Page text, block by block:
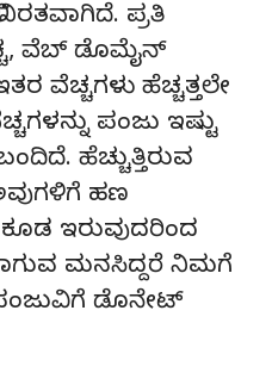
ಪ್ರತಿ
ವೆಬ್‌ ಡೊಮೈನ್‌
ವೆಚ್ಚಗಳು ಹೆಚ್ಚತ್ತಲೇ
ಪಂಜು ಇಷ್ಟು
ಹೆಚ್ಚುತ್ತಿರುವ
ಹಣ
ಇರುವುದರಿಂದ
ಮನಸಿದ್ದರೆ ನಿಮಗೆ
ಡೊನೇಟ್‌